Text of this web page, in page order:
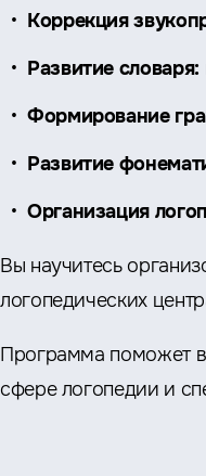
Коррекция
Развитие словаря:
Формирование
Развитие
Организация
Вы научитесь
логопедических
Программа поможет
сфере логопедии и